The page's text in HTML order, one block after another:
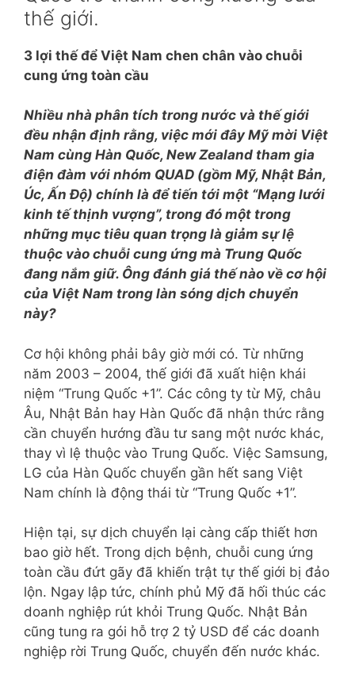
thế giới.
3 lợi thế để Việt Nam chen chân vào chuỗi
cung ứng toàn cầu
Nhiều nhà phân tích trong nước và thế giới
đều nhận định rằng, việc mới đây Mỹ mời Việt
Nam cùng Hàn Quốc, New Zealand tham gia
điện đàm với nhóm QUAD (gồm Mỹ, Nhật Bản,
Úc, Ấn Độ) chính là để tiến tới một “Mạng lưới
kinh tế thịnh vượng”, trong đó một trong
những mục tiêu quan trọng là giảm sự lệ
thuộc vào chuỗi cung ứng mà Trung Quốc
đang nắm giữ. Ông đánh giá thế nào về cơ hội
của Việt Nam trong làn sóng dịch chuyển
này?
Cơ hội không phải bây giờ mới có. Từ những
năm 2003 – 2004, thế giới đã xuất hiện khái
niệm “Trung Quốc +1”. Các công ty từ Mỹ, châu
Âu, Nhật Bản hay Hàn Quốc đã nhận thức rằng
cần chuyển hướng đầu tư sang một nước khác,
thay vì lệ thuộc vào Trung Quốc. Việc Samsung,
LG của Hàn Quốc chuyển gần hết sang Việt
Nam chính là động thái từ “Trung Quốc +1”.
Hiện tại, sự dịch chuyển lại càng cấp thiết hơn
bao giờ hết. Trong dịch bệnh, chuỗi cung ứng
toàn cầu đứt gãy đã khiến trật tự thế giới bị đảo
lộn. Ngay lập tức, chính phủ Mỹ đã hối thúc các
doanh nghiệp rút khỏi Trung Quốc. Nhật Bản
cũng tung ra gói hỗ trợ 2 tỷ USD để các doanh
nghiệp rời Trung Quốc, chuyển đến nước khác.